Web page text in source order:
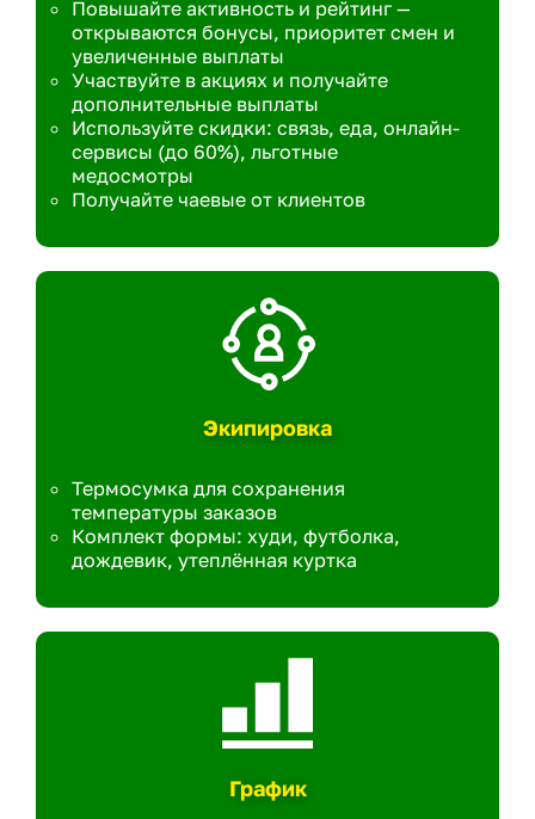
Повышайте активность и рейтинг —
открываются бонусы, приоритет смен и
увеличенные выплаты
Участвуйте в акциях и получайте
дополнительные выплаты
Используйте скидки: связь, еда, онлайн-
сервисы (до 60%), льготные
медосмотры
Получайте чаевые от клиентов
Экипировка
Термосумка для сохранения
температуры заказов
Комплект формы: худи, футболка,
дождевик, утеплённая куртка
График